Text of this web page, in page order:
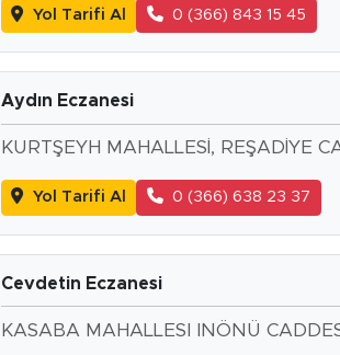
Yol Tarifi Al 0 (366) 843 15 45
Aydın Eczanesi
KURTŞEYH MAHALLESİ, REŞADİYE
Yol Tarifi Al 0 (366) 638 23 37
Cevdetin Eczanesi
KASABA MAHALLESI INÖNÜ